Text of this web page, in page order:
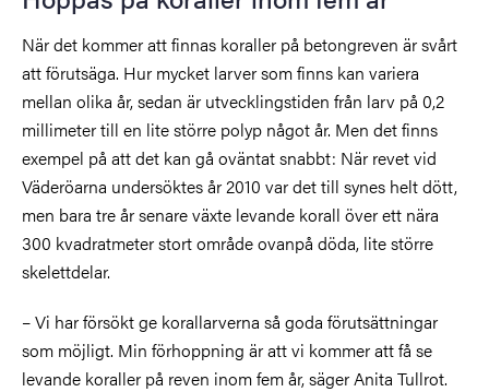
När det kommer att finnas koraller på betongreven är svårt
att förutsäga. Hur mycket larver som finns kan variera
mellan olika år, sedan är utvecklingstiden från larv på 0,2
millimeter till en lite större polyp något år. Men det finns
exempel på att det kan gå oväntat snabbt: När revet vid
Väderöarna undersöktes år 2010 var det till synes helt dött,
men bara tre år senare växte levande korall över ett nära
300 kvadratmeter stort område ovanpå döda, lite större
skelettdelar.
– Vi har försökt ge korallarverna så goda förutsättningar
som möjligt. Min förhoppning är att vi kommer att få se
levande koraller på reven inom fem år, säger Anita Tullrot.